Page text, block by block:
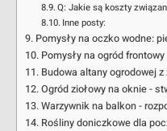
Q: Jakie są koszty
Inne posty:
Pomysły na oczko wodne:
Pomysły na ogród
Budowa altany ogrodowej
Ogród ziołowy na oknie -
Warzywnik na balkon -
Rośliny doniczkowe dla